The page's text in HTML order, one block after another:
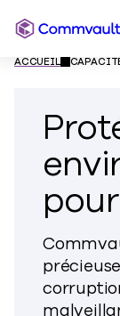
Commvault
ACCUEIL